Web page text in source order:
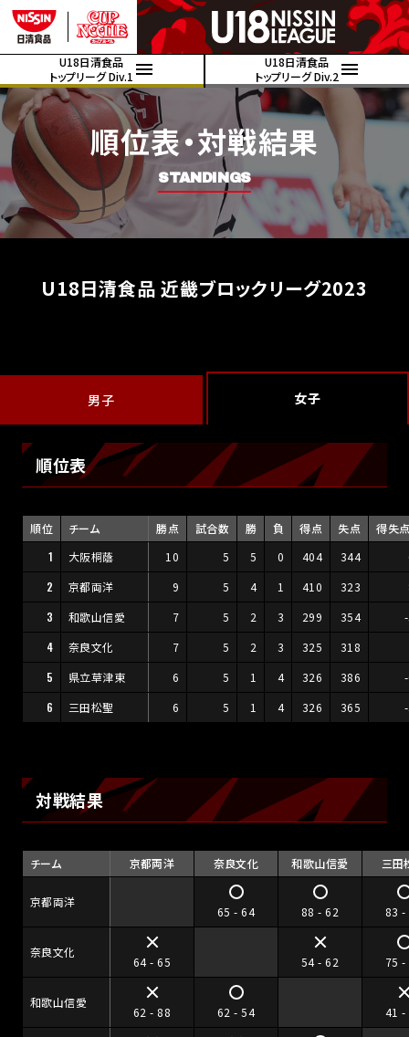
U18日清食品
トップリーグ Div.1
U18日清食品
トップリーグ Div.2
順位表・対戦結果
STANDINGS
U18日清食品 近畿ブロックリーグ2023
男子 女子
順位表
順位 チーム 勝点 試合数 勝 負 得点 失点
得失
1
大阪桐蔭 10 5 5 0 404 344
2
京都両洋 9 5 4 1 410 323
3
和歌山信愛 7 5 2 3 299 354
4
奈良文化 7 5 2 3 325
318
5
県立草津東 6 5 1 4 326 386
6
三田松聖 6 5 1 4 326 365
対戦結果
チーム 京都両洋 奈良文化 和歌山信愛 三田
京都両洋
65 - 64 88 - 62 83
奈良文化
64 - 65 54 - 62 75
和歌山信愛
62 - 88 62 - 54 41 -